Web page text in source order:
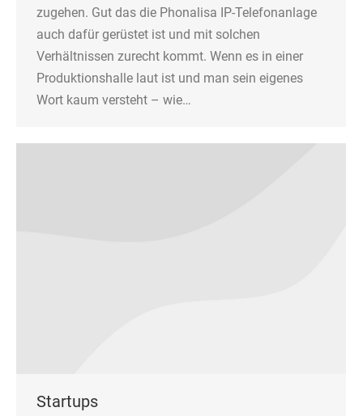
zugehen. Gut das die Phonalisa IP-Telefonanlage
auch dafür gerüstet ist und mit solchen
Verhältnissen zurecht kommt. Wenn es in einer
Produktionshalle laut ist und man sein eigenes
Wort kaum versteht – wie…
Startups